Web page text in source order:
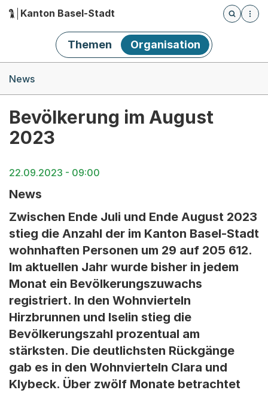
Hauptnavigation
Kanton Basel-Stadt
Öffnet
Themen Organisation
News
Bevölkerung im August
2023
22.09.2023 - 09:00
News
Zwischen Ende Juli und Ende August 2023
stieg die Anzahl der im Kanton Basel-Stadt
wohnhaften Personen um 29 auf 205 612.
Im aktuellen Jahr wurde bisher in jedem
Monat ein Bevölkerungszuwachs
registriert. In den Wohnvierteln
Hirzbrunnen und Iselin stieg die
Bevölkerungszahl prozentual am
stärksten. Die deutlichsten Rückgänge
gab es in den Wohnvierteln Clara und
Klybeck. Über zwölf Monate betrachtet